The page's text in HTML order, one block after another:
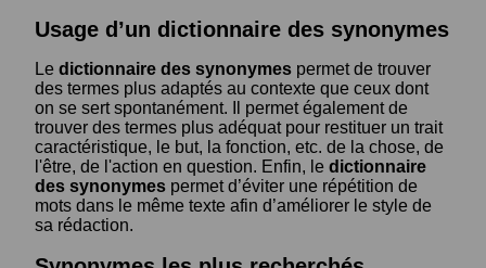
Usage d’un dictionnaire des synonymes
Le dictionnaire des synonymes permet de trouver
des termes plus adaptés au contexte que ceux dont
on se sert spontanément. Il permet également de
trouver des termes plus adéquat pour restituer un trait
caractéristique, le but, la fonction, etc. de la chose, de
l'être, de l'action en question. Enfin, le dictionnaire
des synonymes permet d’éviter une répétition de
mots dans le même texte afin d’améliorer le style de
sa rédaction.